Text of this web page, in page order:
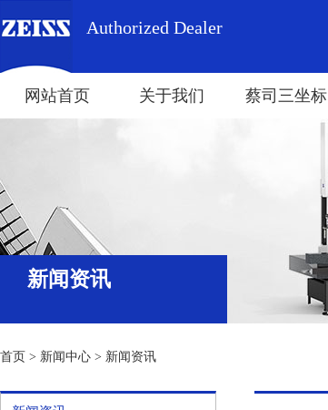
Authorized Dealer
网站首页 关于我们 蔡司三坐标
新闻资讯
首页 > 新闻中心 > 新闻资讯